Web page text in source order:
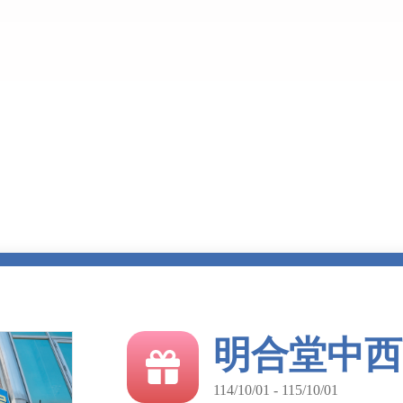
明合堂中
114/10/01 - 115/10/01